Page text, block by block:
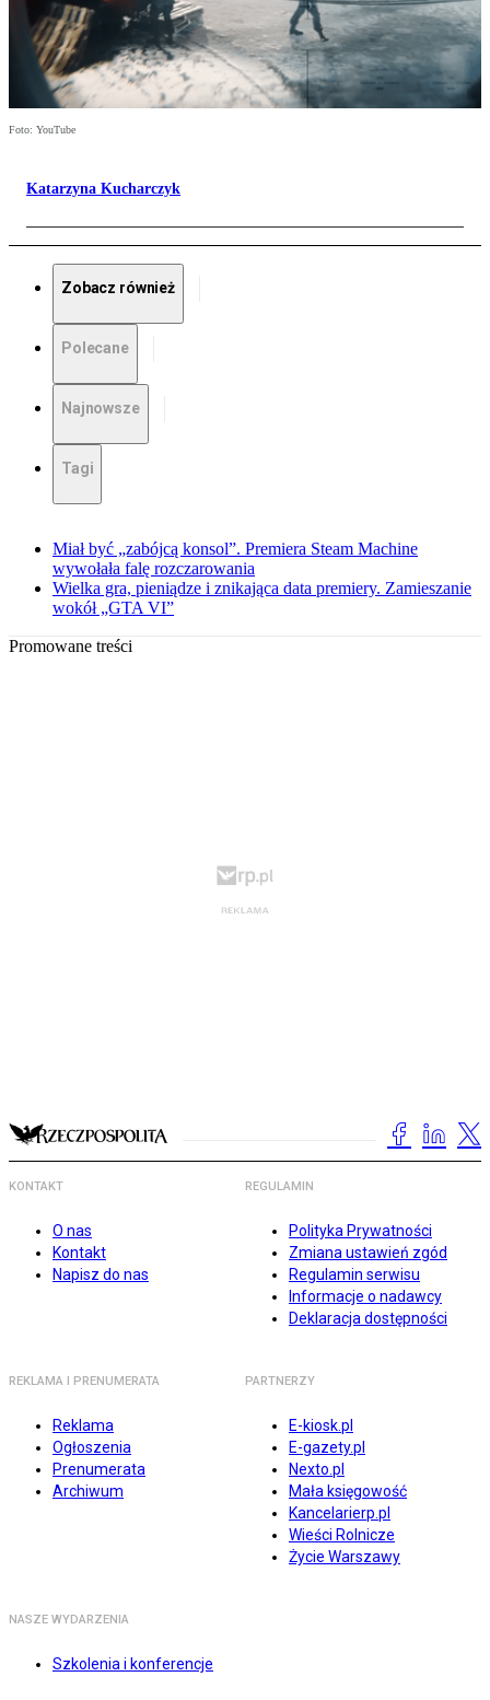
Foto: YouTube
Katarzyna Kucharczyk
Zobacz również
Polecane
Najnowsze
Tagi
Miał być „zabójcą konsol”. Premiera Steam Machine
wywołała falę rozczarowania
Wielka gra, pieniądze i znikająca data premiery. Zamieszanie
wokół „GTA VI”
Promowane treści
KONTAKT
O nas
Kontakt
Napisz do nas
REGULAMIN
Polityka Prywatności
Zmiana ustawień zgód
Regulamin serwisu
Informacje o nadawcy
Deklaracja dostępności
REKLAMA I PRENUMERATA
Reklama
Ogłoszenia
Prenumerata
Archiwum
PARTNERZY
E-kiosk.pl
E-gazety.pl
Nexto.pl
Mała księgowość
Kancelarierp.pl
Wieści Rolnicze
Życie Warszawy
NASZE WYDARZENIA
Szkolenia i konferencje